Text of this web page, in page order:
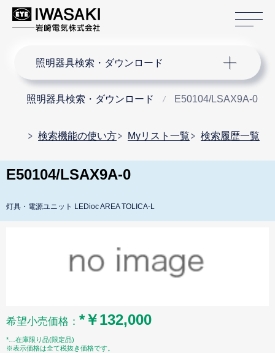
照明器具検索・ダウンロード
照明器具検索・ダウンロード E50104/LSAX9A-0
検索機能の使い方 Myリスト一覧 検索履歴一覧
E50104/LSAX9A-0
灯具・電源ユニット LEDioc AREA TOLICA-L
希望小売価格： *￥132,000
*…在庫限り品(限定品)
※表示価格は全て税抜き価格です。